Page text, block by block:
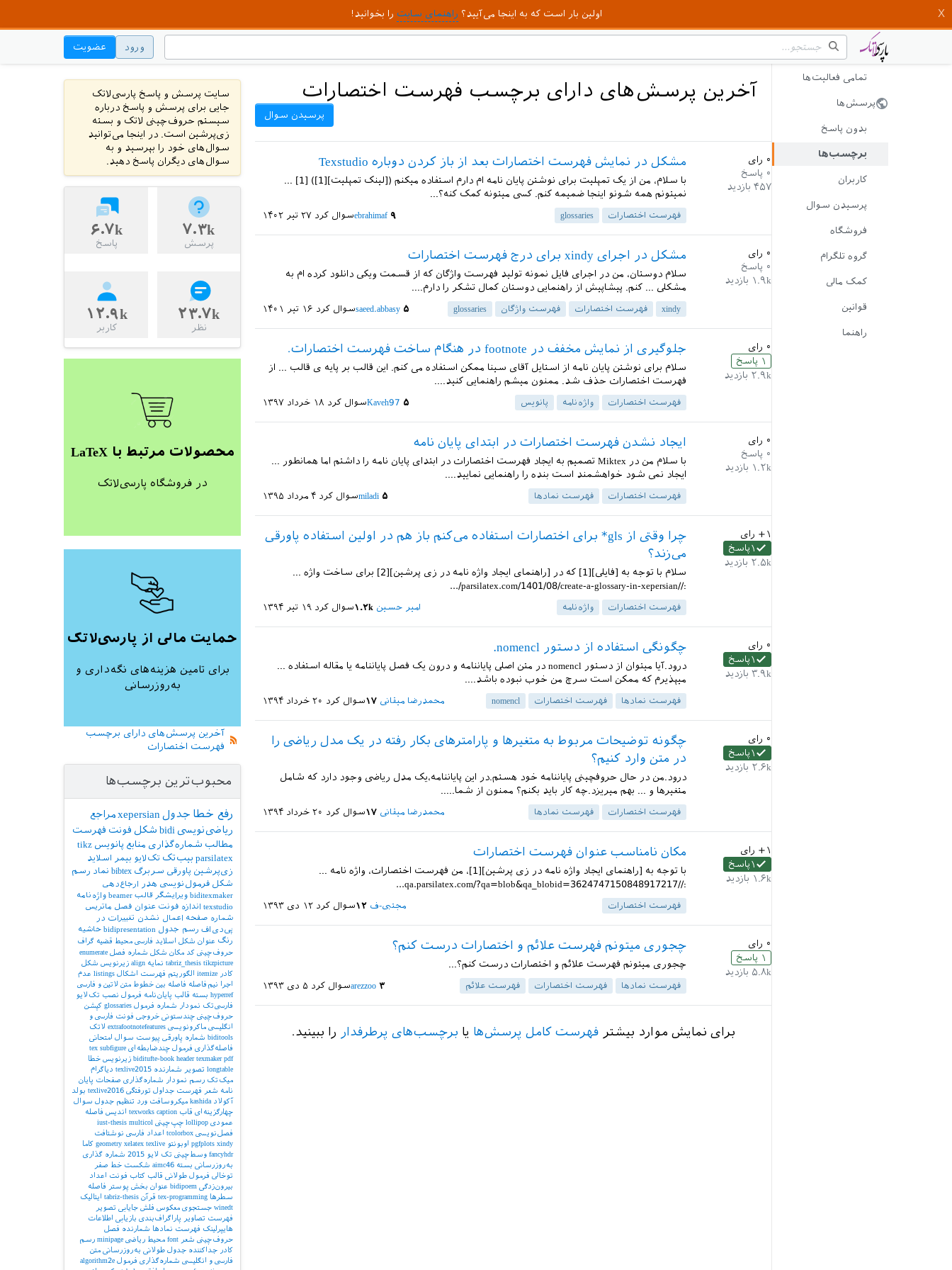
اولین بار است که به اینجا می‌آیید؟ راهنمای سایت را بخوانید!
ورود عضویت
تمامی فعالیت‌ها
پرسش‌ها
بدون پاسخ
برچسب‌ها
کاربران
پرسیدن سوال
فروشگاه
گروه تلگرام
کمک مالی
قوانین
راهنما
آخرین پرسش‌های دارای برچسب فهرست اختصارات
پرسیدن سوال
۰ رای
۰ پاسخ
۴۵۷ بازدید
مشکل در نمایش فهرست اختصارات بعد از باز کردن دوباره Texstudio
با سلام، من از یک تمپلیت برای نوشتن پایان نامه ام دارم استفاده میکنم ([لینک تمپلیت][1]) [1] ...
نمیتونم همه شونو اینجا ضمیمه کنم. کسی میتونه کمک کنه؟...
فهرست اختصارات glossaries سوال کرد ۲۷ تیر ۱۴۰۲ ebrahimaf ۹
۰ رای
۰ پاسخ
۱.۹k بازدید
مشکل در اجرای xindy برای درج فهرست اختصارات
سلام دوستان، من در اجرای فایل نمونه تولید فهرست واژگان که از قسمت ویکی دانلود کرده ام به
مشکلی ... کنم. پیشاپیش از راهنمایی دوستان کمال تشکر را دارم....
xindy فهرست اختصارات فهرست واژگان glossaries سوال کرد ۱۶ تیر ۱۴۰۱ saeed.abbasy ۵
۰ رای
۱ پاسخ
۲.۹k بازدید
جلوگیری از نمایش مخفف در footnote در هنگام ساخت فهرست اختصارات.
سلام برای نوشتن پایان نامه از استایل آقای سینا ممکن استفاده می کنم. این قالب بر پایه ی قالب ... از
فهرست اختصارات حذف شد. ممنون میشم راهنمایی کنید....
فهرست اختصارات واژه‌نامه پانویس سوال کرد ۱۸ خرداد ۱۳۹۷ Kaveh97 ۵
۰ رای
۰ پاسخ
۱.۲k بازدید
ایجاد نشدن فهرست اختصارات در ابتدای پایان نامه
با سلام من در Miktex تصمیم به ایجاد فهرست اختصارات در ابتدای پایان نامه را داشتم اما همانطور ...
ایجاد نمی شود خواهشمند است بنده را راهنمایی نمایید....
فهرست اختصارات فهرست نمادها سوال کرد ۴ مرداد ۱۳۹۵ miladi ۵
+۱ رای
۱ پاسخ
۲.۵k بازدید
چرا وقتی از gls* برای اختصارات استفاده می‌کنم باز هم در اولین استفاده پاورقی
می‌زند؟
سلام با توجه به [فایلی][1] که در [راهنمای ایجاد واژه نامه در زی پرشین][2] برای ساخت واژه ...
://parsilatex.com/1401/08/create-a-glossary-in-xepersian/...
فهرست اختصارات واژه‌نامه سوال کرد ۱۹ تیر ۱۳۹۴ امیر حسین ۱.۲k
۰ رای
۱ پاسخ
۳.۹k بازدید
چگونگی استفاده از دستور nomencl.
درود.آیا میتوان از دستور nomencl در متن اصلی پایاننامه و درون یک فصل پایاننامه یا مقاله استفاده ...
میپذیرم که ممکن است سرچ من خوب نبوده باشد....
فهرست نمادها فهرست اختصارات nomencl سوال کرد ۲۰ خرداد ۱۳۹۴ محمدرضا میقانی ۱۷
۰ رای
۱ پاسخ
۲.۶k بازدید
چگونه توضیحات مربوط به متغیرها و پارامترهای بکار رفته در یک مدل ریاضی را
در متن وارد کنیم؟
درود.من در حال حروفچینی پایاننامه خود هستم.در این پایاننامه،یک مدل ریاضی وجود دارد که شامل
متغیرها و ... بهم میریزد.چه کار باید بکنم؟ ممنون از شما.....
فهرست اختصارات فهرست نمادها سوال کرد ۲۰ خرداد ۱۳۹۴ محمدرضا میقانی ۱۷
+۱ رای
۱ پاسخ
۱.۶k بازدید
مکان نامناسب عنوان فهرست اختصارات
با توجه به [راهنمای ایجاد واژه نامه در زی پرشین][1]، من فهرست اختصارات، واژه نامه ...
://qa.parsilatex.com/?qa=blob&qa_blobid=3624747150848917217...
فهرست اختصارات سوال کرد ۱۲ دی ۱۳۹۳ مجتبی-ف ۱۲
۰ رای
۱ پاسخ
۵.۸k بازدید
چجوری میتونم فهرست علائم و اختصارات درست کنم؟
چجوری میتونم فهرست علائم و اختصارات درست کنم؟...
فهرست نمادها فهرست اختصارات فهرست علائم سوال کرد ۵ دی ۱۳۹۳ arezzoo ۳
برای نمایش موارد بیشتر فهرست کامل پرسش‌ها یا برچسب‌های پرطرفدار را ببینید.
سایت پرسش و پاسخ پارسی‌لاتک
جایی برای پرسش و پاسخ درباره
سیستم حروف‌چینی لاتک و بسته
زی‌پرشین است. در اینجا می‌توانید
سوال‌های خود را بپرسید و به
سوال‌های دیگران پاسخ دهید.
۷.۳k
پرسش
۶.۷k
پاسخ
۲۳.۷k
نظر
۱۲.۹k
کاربر
محصولات مرتبط با LaTeX
در فروشگاه پارسی‌لاتک
حمایت مالی از پارسی‌لاتک
برای تامین هزینه‌های نگه‌داری و
به‌روزرسانی
آخرین پرسش‌های دارای برچسب
فهرست اختصارات
محبوب‌ترین برچسب‌ها
رفع خطا جدول xepersianمراجع
ریاضی‌نویسی bidi شکل فونت فهرست
مطالب شماره‌گذاری منابع پانویس tikz
parsilatex بیب‌تک تک‌لایو بیمر اسلاید
زی‌پرشین پاورقی سربرگ bibtex نماد رسم
شکل فرمول‌نویسی هدر
ارجاع‌دهی
biditexmaker ویرایشگر قالب beamer واژه‌نامه
texstudio اندازه فونت عنوان فصل ماتریس
شماره صفحه اعمال نشدن تغییرات در
پی‌دی‌اف رسم جدول bidipresentation حاشیه
رنگ عنوان شکل اسلاید فارسی محیط قضیه گراف
حروف‌چینی کد مکان شکل شماره فصل enumerate
tabriz_thesis tikzpicture نمایه align زیرنویس شکل
کادر
itemize الگوریتم فهرست اشکال listings عدم
اجرا
نیم‌فاصله فاصله بین خطوط متن لاتین و فارسی
hyperref بسته قالب پایان‌نامه فرمول نصب تک‌لایو
فارسی‌تک نمودار شماره فرمول glossaries کپشن
حروف‌چینی چندستونی خروجی فونت فارسی و
انگلیسی ماکرونویسی extrafootnotefeatures لاتک
biditools شماره پاورقی پیوست‌ سوال امتحانی
فاصله‌گذاری فرمول چندضابطه‌ای tex subfigure
biditufte-book header texmaker pdf زیرنویس خطا
longtable تصویر شمارنده texlive2015 دیاگرام
میک‌تک رسم نمودار شماره‌گذاری صفحات پایان
نامه شعر فهرست جداول تورفتگی texlive2016 بولد
آکولاد kashida میکروسافت ورد تنظیم جدول سوال
چهارگزینه‌ای قاب texworks caption اندیس فاصله
عمودی lollipop چپ‌چینی iust-thesis multicol
فصل‌نویسی tcolorbox اعداد فارسی نوشتافت
pgfplots xindy اوبونتو geometry xelatex texlive
کاما
fancyhdr وسط‌چینی تک لایو 2015
شماره گذاری
به‌روزرسانی بسته aimc46 شکست خط صفر
توخالی فرمول طولانی قالب کتاب فونت اعداد
بیرون‌زدگی bidipoem عنوان بخش پوستر
فاصله
سطرها
tex-programming قرآن tabriz-thesis
ایتالیک
winedt جستجوی معکوس فلش جایابی تصویر
فهرست تصاویر
پاراگراف‌بندی بازیابی اطلاعات
هایپرلینک فهرست نمادها
شمارنده فصل
حروف‌چینی شعر font محیط ریاضی minipage رسم
کادر
جداکننده جدول طولانی به‌روزرسانی متن
فارسی و انگلیسی شماره‌گذاری فرمول algorithm2e